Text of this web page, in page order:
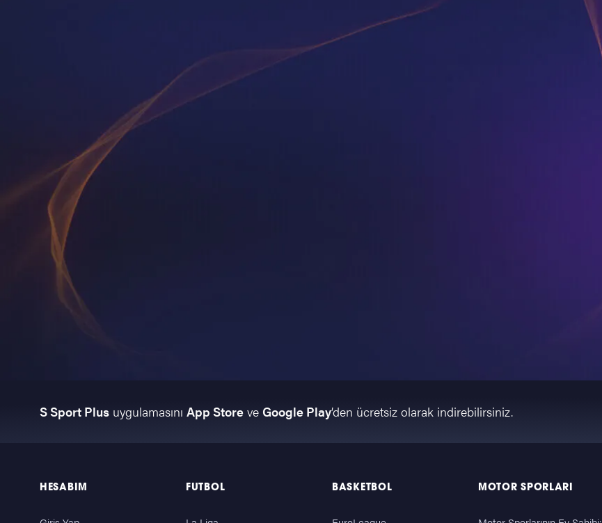
S Sport Plus uygulamasınıApp Store ve Google Play’den ücretsiz olarak indirebilirsiniz.
HESABIM FUTBOL BASKETBOL MOTOR SPORLARI